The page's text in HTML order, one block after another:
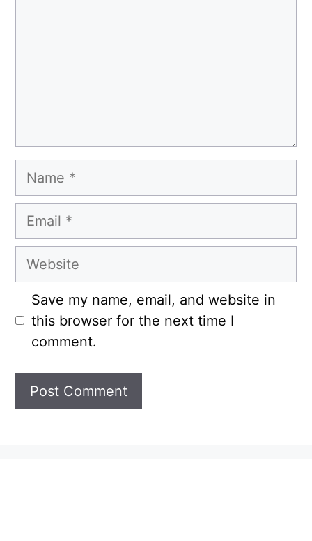
Name
Email
Website
Save my name, email, and website in
this browser for the next time I
comment.